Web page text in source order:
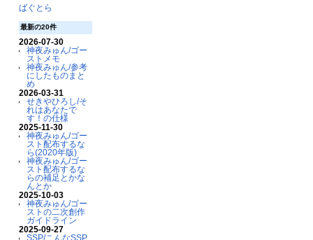
ばぐとら
最新の20件
2026-07-30
神夜みゅん/ゴー
ストメモ
神夜みゅん/参考
にしたものまと
め
2026-03-31
せきやひろし/そ
れはあなたで
す！の仕様
2025-11-30
神夜みゅん/ゴー
スト配布するな
ら(2020年版)
神夜みゅん/ゴー
スト配布するな
らの補足とかな
んとか
2025-10-03
神夜みゅん/ゴー
ストの二次創作
ガイドライン
2025-09-27
SSP/こんなSSP